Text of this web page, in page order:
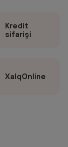
Kredit
sifarişi
XalqOnline